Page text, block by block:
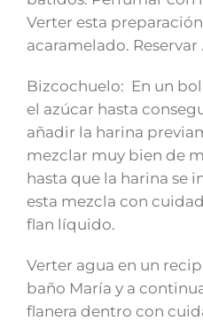
Verter esta
acaramelado. Reservar .
Bizcochuelo: En un
el azúcar hasta
añadir la harina
mezclar muy bien de
hasta que la harina se
esta mezcla con
flan líquido.
Verter agua en un
baño María y a
flanera dentro con